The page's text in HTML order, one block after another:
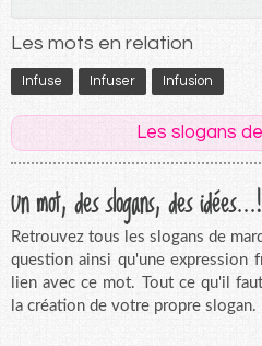
Les mots en relation
Infuse Infuser Infusion
Les slogans
Un mot, des slogans, des idées...!
Retrouvez tous les slogans de
question ainsi qu'une expression
lien avec ce mot. Tout ce qu'il
la création de votre propre slogan.